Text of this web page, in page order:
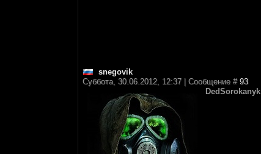
snegovik
Суббота, 30.06.2012, 12:37 | Сообщение # 93
DedSorokanyk